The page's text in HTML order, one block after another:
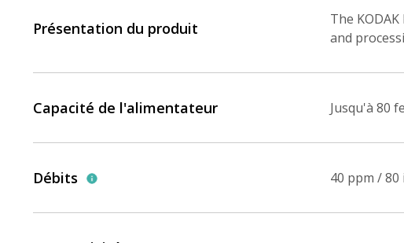
Présentation du produit
The
and
Capacité de l'alimentateur Jusqu'à 80
Débits 40 ppm / 80